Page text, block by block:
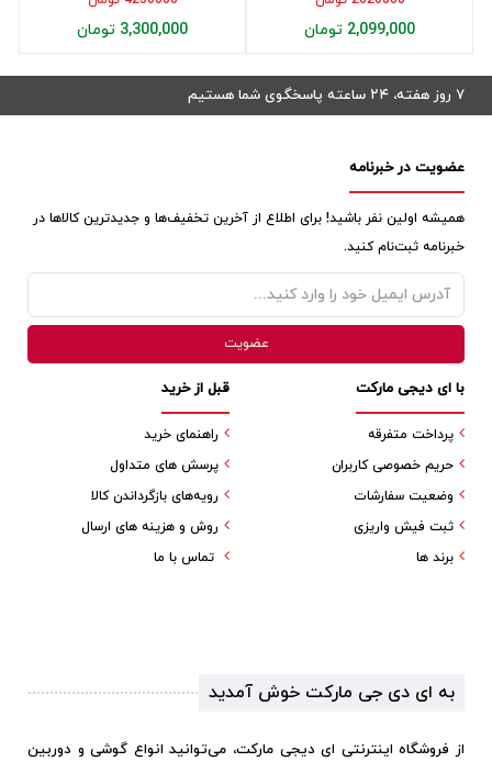
3,300,000 تومان 2,099,000 تومان
۷ روز هفته، ۲۴ ساعته پاسخگوی شما هستیم
عضویت در خبرنامه
همیشه اولین نفر باشید! برای اطلاع از آخرین تخفیف‌ها و جدیدترین کالاها در
خبرنامه ثبت‌نام کنید.
قبل از خرید
راهنمای خرید
پرسش های متداول
رویه‌های بازگرداندن کالا
روش و هزینه های ارسال
تماس با ما
با ای دیجی مارکت
پرداخت متفرقه
حریم خصوصی کاربران
وضعیت سفارشات
ثبت فیش واریزی
برند ها
به ای دی جی مارکت خوش آمدید
از فروشگاه اینترنتی ای دیجی مارکت، می‌توانید انواع گوشی و دوربین